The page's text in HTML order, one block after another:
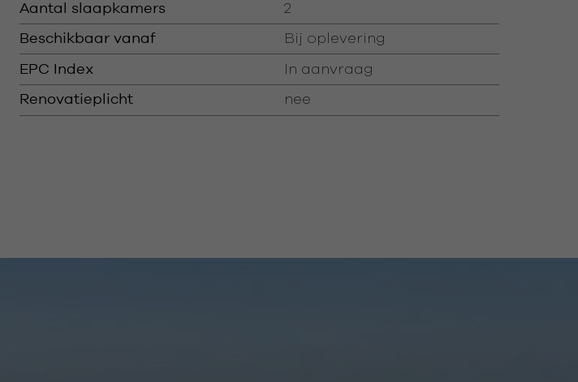
Aantal slaapkamers 2
Beschikbaar vanaf Bij oplevering
EPC Index In aanvraag
Renovatieplicht nee